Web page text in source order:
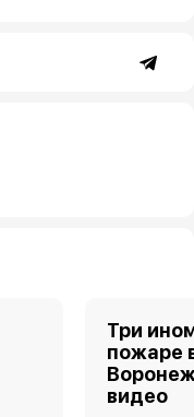
Три
пожаре
видео